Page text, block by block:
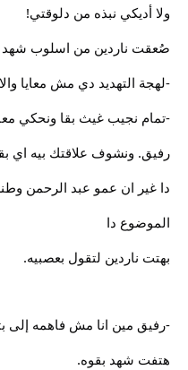
ولا أديكي نبذه من دلوقتي!
صُعقت ناردين من اسلوب شهد
-لهجة التهديد دي مش معايا
-تمام نجيب غيث بقا ونحكي
رفيق. ونشوف علاقتك بيه اي
دا غير ان عمو عبد الرحمن
الموضوع دا
بهتت ناردين لتقول بعصبيه.
-رفيق مين انا مش فاهمه إلى
هتفت شهد بقوه.